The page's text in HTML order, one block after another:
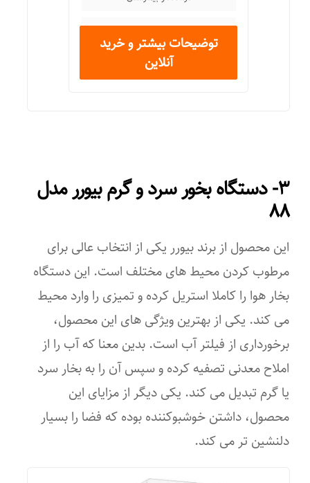
غیر خانگی
خانگی
انواع کلید
کلید تنظیم بخار
نوع بخور
امکانات ابزار
توضیحات بیشتر و خرید
آنلاین
۳- دستگاه بخور سرد و گرم بیورر مدل
۸۸
این محصول از برند بیورر یکی از انتخاب عالی برای
مرطوب کردن محیط های مختلف است. این دستگاه
بخار هوا را کاملا استریل کرده و تمیزی را وارد محیط
می کند. یکی از بهترین ویژگی های این محصول،
برخورداری از فیلتر آب است. بدین معنا که آب را از
املاح معدنی تصفیه کرده و سپس آن را به بخار سرد
یا گرم تبدیل می کند. یکی دیگر از مزایای این
محصول، داشتن خوشبوکننده بوده که فضا را بسیار
دلنشین تر می کند.